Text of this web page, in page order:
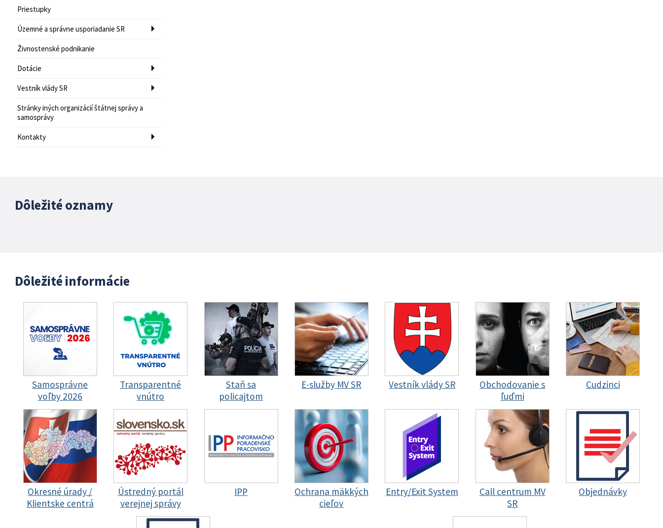
Priestupky
Územné a správne usporiadanie SR
Živnostenské podnikanie
Dotácie
Vestník vlády SR
Stránky iných organizácií štátnej správy a
samosprávy
Kontakty
Dôležité oznamy
Dôležité informácie
Samosprávne
voľby 2026
Transparentné
vnútro
Staň sa
policajtom
E-služby MV SR Vestník vlády SR
Obchodovanie s
ľuďmi
Cudzinci
Okresné úrady /
Klientske centrá
Ústredný portál
verejnej správy
IPP
Ochrana mäkkých
cieľov
Entry/Exit System
Call centrum MV
SR
Objednávky